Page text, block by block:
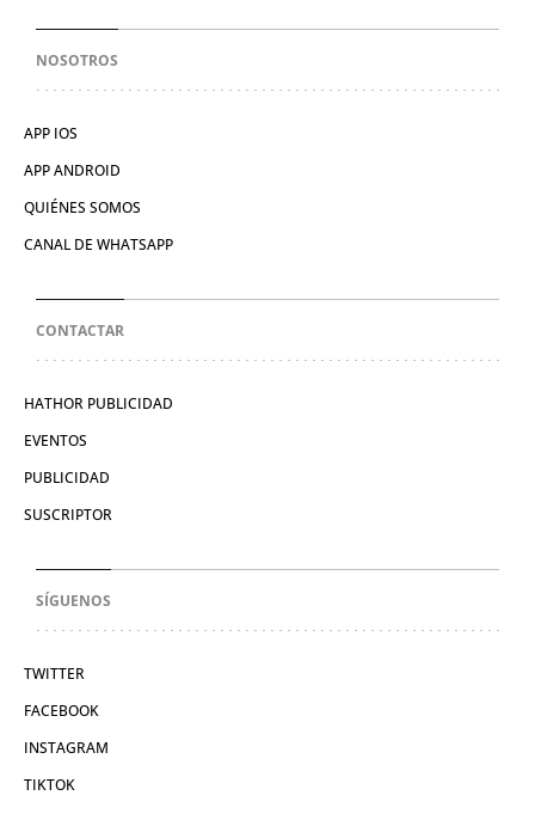
NOSOTROS
APP IOS
APP ANDROID
QUIÉNES SOMOS
CANAL DE WHATSAPP
CONTACTAR
HATHOR PUBLICIDAD
EVENTOS
PUBLICIDAD
SUSCRIPTOR
SÍGUENOS
TWITTER
FACEBOOK
INSTAGRAM
TIKTOK